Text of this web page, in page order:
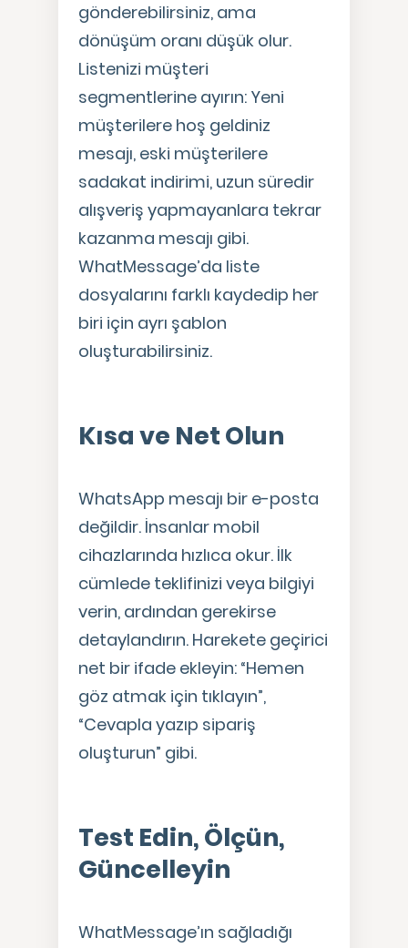
gönderebilirsiniz, ama
dönüşüm oranı düşük olur.
Listenizi müşteri
segmentlerine ayırın: Yeni
müşterilere hoş geldiniz
mesajı, eski müşterilere
sadakat indirimi, uzun süredir
alışveriş yapmayanlara tekrar
kazanma mesajı gibi.
WhatMessage’da liste
dosyalarını farklı kaydedip her
biri için ayrı şablon
oluşturabilirsiniz.
Kısa ve Net Olun
WhatsApp mesajı bir e-posta
değildir. İnsanlar mobil
cihazlarında hızlıca okur. İlk
cümlede teklifinizi veya bilgiyi
verin, ardından gerekirse
detaylandırın. Harekete geçirici
net bir ifade ekleyin: “Hemen
göz atmak için tıklayın”,
“Cevapla yazıp sipariş
oluşturun” gibi.
Test Edin, Ölçün,
Güncelleyin
WhatMessage’ın sağladığı